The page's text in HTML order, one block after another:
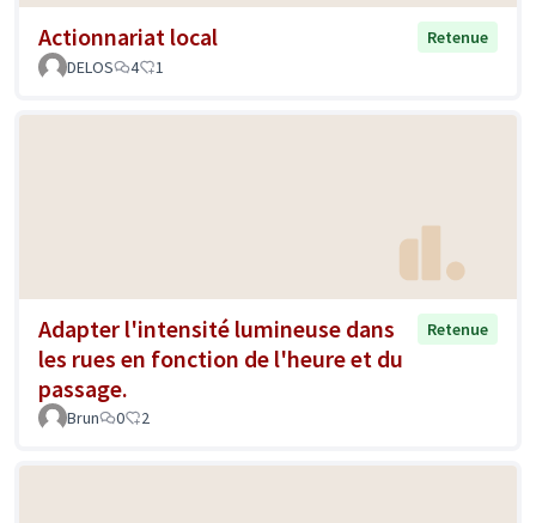
Actionnariat local
Retenue
DELOS
4 1
Adapter l'intensité lumineuse dans
les rues en fonction de l'heure et du
passage.
Retenue
Brun 0 2